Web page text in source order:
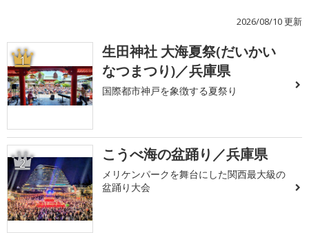
2026/08/10 更新
1
生田神社 大海夏祭(だいかい
なつまつり)／兵庫県
国際都市神戸を象徴する夏祭り
2 こうべ海の盆踊り／兵庫県
メリケンパークを舞台にした関西最大級の
盆踊り大会